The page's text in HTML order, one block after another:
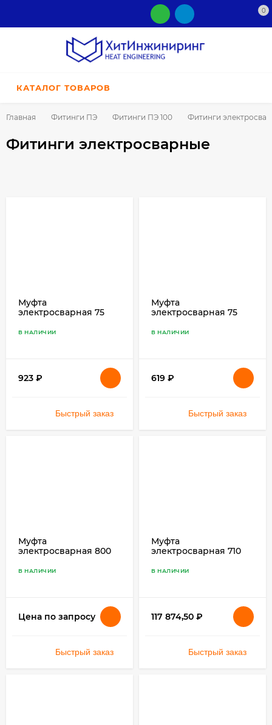
0
КАТАЛОГ ТОВАРОВ
Главная Фитинги ПЭ Фитинги ПЭ 100 Фитинги
Фитинги электросварные
Муфта
электросварная 75
В НАЛИЧИИ
923 ₽
Быстрый заказ
Муфта
электросварная 75
В НАЛИЧИИ
619 ₽
Быстрый заказ
Муфта
электросварная 800
В НАЛИЧИИ
Цена по запросу
Быстрый заказ
Муфта
электросварная 710
В НАЛИЧИИ
117 874,50 ₽
Быстрый заказ